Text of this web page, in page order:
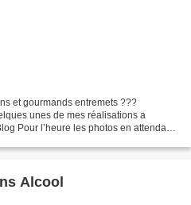
et gourmands entremets ???
unes de mes réalisations a
Pour l’heure les photos en attendant
Alcool